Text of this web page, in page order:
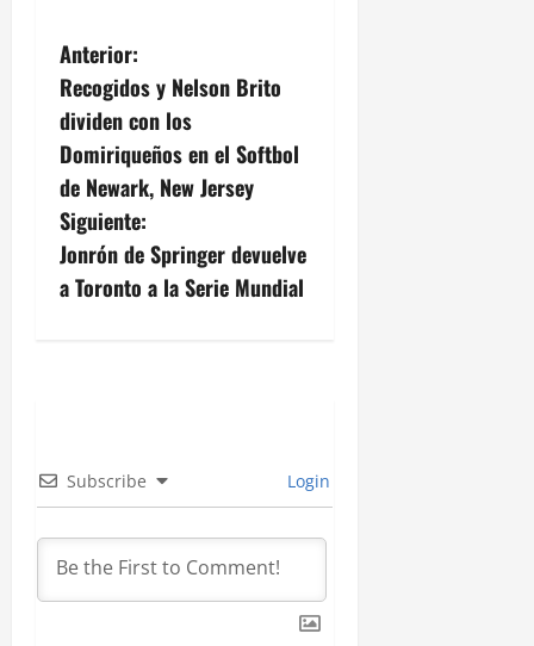
N
a
v
e
g
a
n
d
e
Anterior:
Recogidos y Nelson Brito
dividen con los
Domiriqueños en el Softbol
de Newark, New Jersey
Siguiente:
Jonrón de Springer devuelve
a Toronto a la Serie Mundial
Subscribe Login